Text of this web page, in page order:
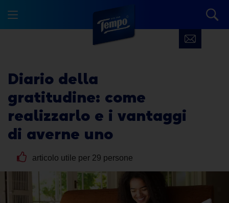
Diario della
gratitudine: come
realizzarlo e i vantaggi
di averne uno
articolo utile per 29 persone